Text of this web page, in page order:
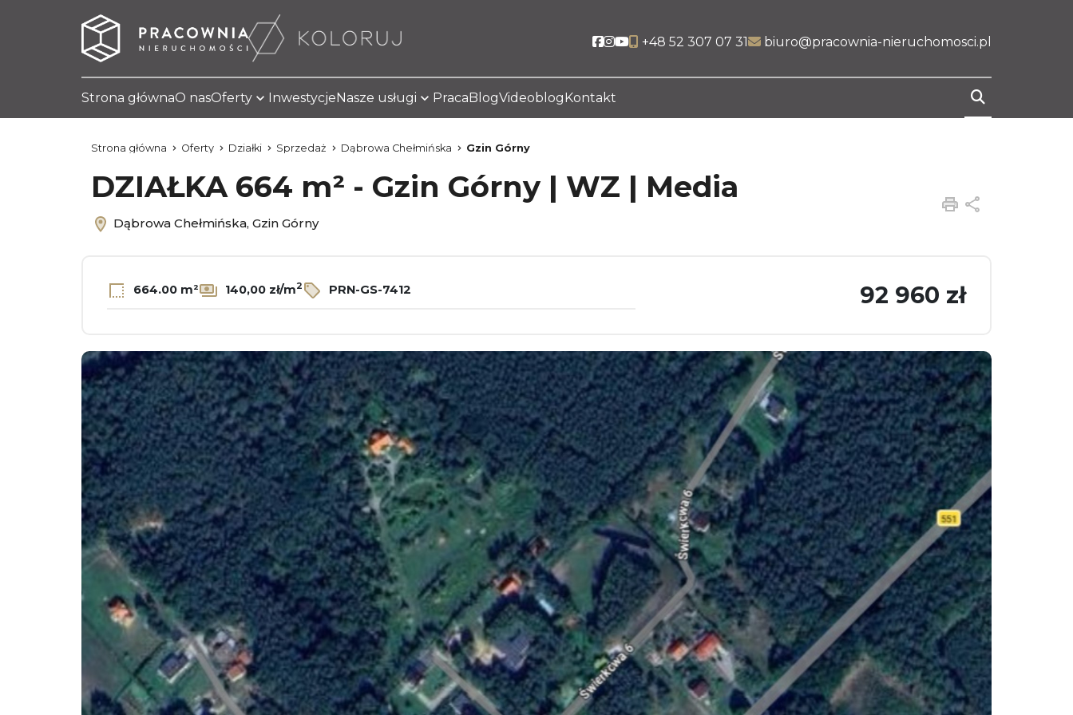
Social link
Social link
Social link
+48 52 307 07 31 biuro@pracownia-nieruchomosci.pl
Strona głównaO nasOferty InwestycjeNasze usługi PracaBlogVideoblogKontakt
Strona główna Oferty Działki Sprzedaż Dąbrowa Chełmińska Gzin Górny
DZIAŁKA 664 m² - Gzin Górny | WZ | Media
Dąbrowa Chełmińska, Gzin Górny
Drukuj
664.00 m² 140,00 zł/m2 PRN-GS-7412 92 960 zł